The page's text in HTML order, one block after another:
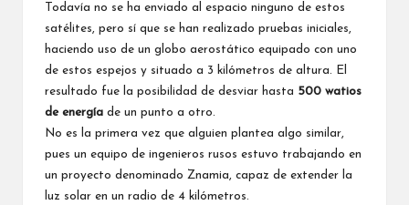
Todavía no se ha enviado al espacio ninguno de estos
satélites, pero sí que se han realizado pruebas iniciales,
haciendo uso de un globo aerostático equipado con uno
de estos espejos y situado a 3 kilómetros de altura. El
resultado fue la posibilidad de desviar hasta 500 watios
de energía de un punto a otro.
No es la primera vez que alguien plantea algo similar,
pues un equipo de ingenieros rusos estuvo trabajando en
un proyecto denominado Znamia, capaz de extender la
luz solar en un radio de 4 kilómetros.